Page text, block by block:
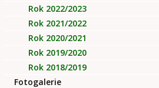
Rok 2022/2023
Rok 2021/2022
Rok 2020/2021
Rok 2019/2020
Rok 2018/2019
Fotogalerie